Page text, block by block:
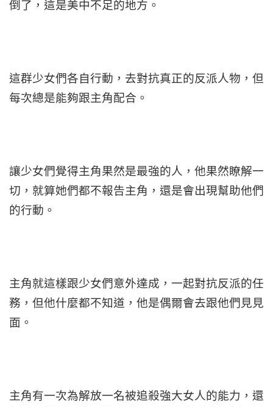
倒了，這是美中不足的地方。
這群少女們各自行動，去對抗真正的反派人物，但
每次總是能夠跟主角配合。
讓少女們覺得主角果然是最強的人，他果然瞭解一
切，就算她們都不報告主角，還是會出現幫助他們
的行動。
主角就這樣跟少女們意外達成，一起對抗反派的任
務，但他什麼都不知道，他是偶爾會去跟他們見見
面。
主角有一次為解放一名被追殺強大女人的能力，還